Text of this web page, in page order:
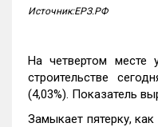
Источник:ЕРЗ.РФ
На четвертом месте
строительстве
(4,03%). Показатель
Замыкает пятерку,